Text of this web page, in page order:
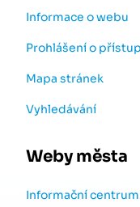
Informace o webu
Prohlášení o
Mapa stránek
Vyhledávání
Weby města
Informační centrum